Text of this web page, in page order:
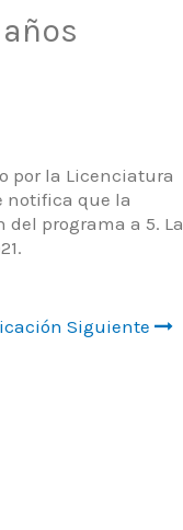
por la Licenciatura
notifica que la
programa a 5. La
Siguiente